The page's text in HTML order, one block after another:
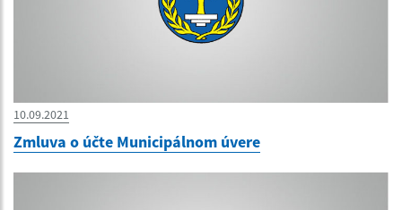
10.09.2021
Zmluva o účte Municipálnom úvere